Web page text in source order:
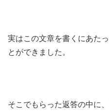
実はこの文章を書くにあた
とができました。
そこでもらった返答の中に